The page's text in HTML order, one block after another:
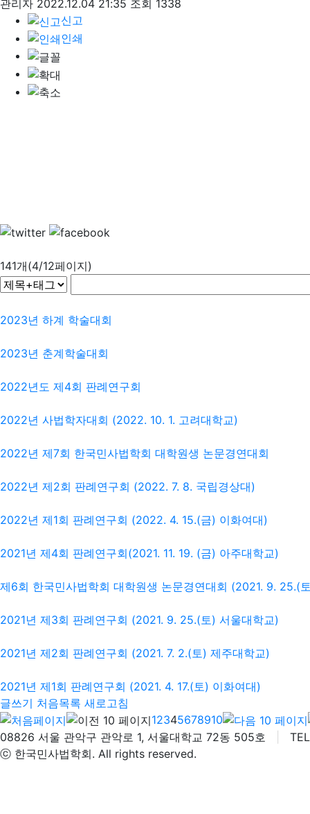
관리자 2022.12.04 21:35 조회 1338
신고
인쇄
141개(4/12페이지)
2023년 하계 학술대회
2023년 춘계학술대회
2022년도 제4회 판례연구회
2022년 사법학자대회 (2022. 10. 1. 고려대학교)
2022년 제7회 한국민사법학회 대학원생 논문경연대회
2022년 제2회 판례연구회 (2022. 7. 8. 국립경상대)
2022년 제1회 판례연구회 (2022. 4. 15.(금) 이화여대)
2021년 제4회 판례연구회(2021. 11. 19. (금) 아주대학교)
제6회 한국민사법학회 대학원생 논문경연대회 (2021. 9. 25.(
2021년 제3회 판례연구회 (2021. 9. 25.(토) 서울대학교)
2021년 제2회 판례연구회 (2021. 7. 2.(토) 제주대학교)
2021년 제1회 판례연구회 (2021. 4. 17.(토) 이화여대)
글쓰기 처음목록 새로고침
12345678910
08826 서울 관악구 관악로 1, 서울대학교 72동 505호
ⓒ 한국민사법학회. All rights reserved.